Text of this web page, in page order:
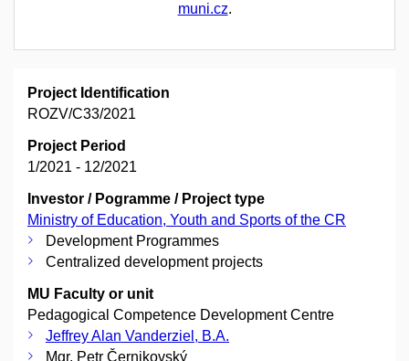
muni.cz.
Project Identification
ROZV/C33/2021
Project Period
1/2021 - 12/2021
Investor / Pogramme / Project type
Ministry of Education, Youth and Sports of the CR
Development Programmes
Centralized development projects
MU Faculty or unit
Pedagogical Competence Development Centre
Jeffrey Alan Vanderziel, B.A.
Mgr. Petr Černikovský